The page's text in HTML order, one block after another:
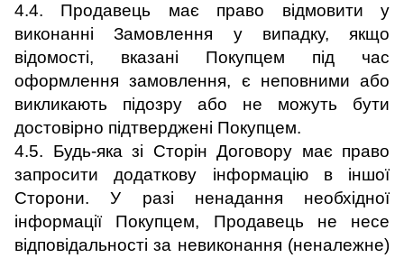
4.4. Продавець має право відмовити у
виконанні Замовлення у випадку, якщо
відомості, вказані Покупцем під час
оформлення замовлення, є неповними або
викликають підозру або не можуть бути
достовірно підтверджені Покупцем.
4.5. Будь-яка зі Сторін Договору має право
запросити додаткову інформацію в іншої
Сторони. У разі ненадання необхідної
інформації Покупцем, Продавець не несе
відповідальності за невиконання (неналежне)